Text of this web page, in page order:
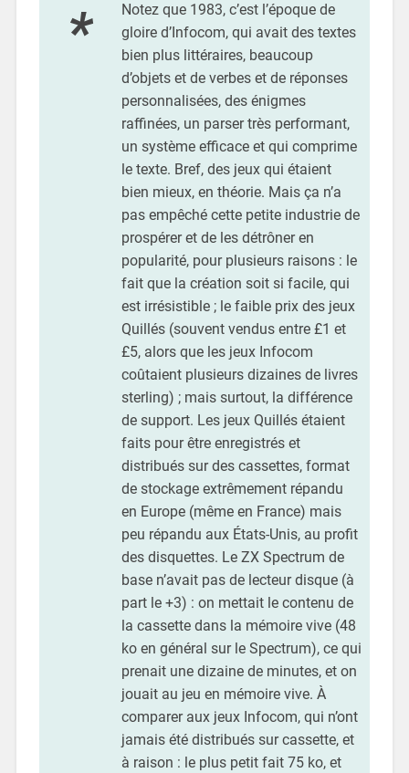
Notez que 1983, c’est l’époque de
gloire d’Infocom, qui avait des textes
bien plus littéraires, beaucoup
d’objets et de verbes et de réponses
personnalisées, des énigmes
raffinées, un parser très performant,
un système efficace et qui comprime
le texte. Bref, des jeux qui étaient
bien mieux, en théorie. Mais ça n’a
pas empêché cette petite industrie de
prospérer et de les détrôner en
popularité, pour plusieurs raisons : le
fait que la création soit si facile, qui
est irrésistible ; le faible prix des jeux
Quillés (souvent vendus entre £1 et
£5, alors que les jeux Infocom
coûtaient plusieurs dizaines de livres
sterling) ; mais surtout, la différence
de support. Les jeux Quillés étaient
faits pour être enregistrés et
distribués sur des cassettes, format
de stockage extrêmement répandu
en Europe (même en France) mais
peu répandu aux États-Unis, au profit
des disquettes. Le ZX Spectrum de
base n’avait pas de lecteur disque (à
part le +3) : on mettait le contenu de
la cassette dans la mémoire vive (48
ko en général sur le Spectrum), ce qui
prenait une dizaine de minutes, et on
jouait au jeu en mémoire vive. À
comparer aux jeux Infocom, qui n’ont
jamais été distribués sur cassette, et
à raison : le plus petit fait 75 ko, et